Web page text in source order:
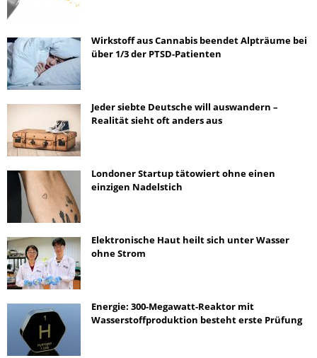
Wirkstoff aus Cannabis beendet Alpträume bei
über 1/3 der PTSD-Patienten
Jeder siebte Deutsche will auswandern –
Realität sieht oft anders aus
Londoner Startup tätowiert ohne einen
einzigen Nadelstich
Elektronische Haut heilt sich unter Wasser
ohne Strom
Energie: 300-Megawatt-Reaktor mit
Wasserstoffproduktion besteht erste Prüfung